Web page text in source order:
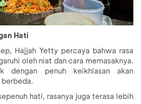
Hati
Hajjah Yetty percaya bahwa rasa
oleh niat dan cara memasaknya.
dengan penuh keikhlasan akan
berbeda.
hati, rasanya juga terasa lebih